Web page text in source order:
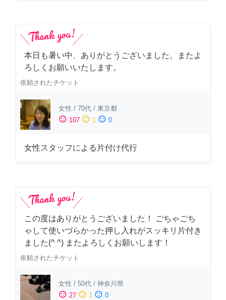
本日も暑い中、ありがとうございました。またよ
ろしくお願いいたします。
依頼されたチケット
女性 / 70代 / 東京都
sentiment_satisfied 107 sentiment_neutral 1 sentiment_dissatisfied 0
女性スタッフによる片付け代行
この度はありがとうございました！ ごちゃごち
ゃして使いづらかった押し入れがスッキリ片付き
ました(^ ^) またよろしくお願いします！
依頼されたチケット
女性 / 50代 / 神奈川県
sentiment_satisfied 27 sentiment_neutral 1 sentiment_dissatisfied 0